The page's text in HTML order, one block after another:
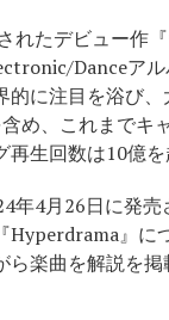
れたデビュー作
Danceア
的に注目を浴び
含め、これまでキ
生回数は10億を
年4月26日に発売
Hyperdrama』に
楽曲を解説を掲